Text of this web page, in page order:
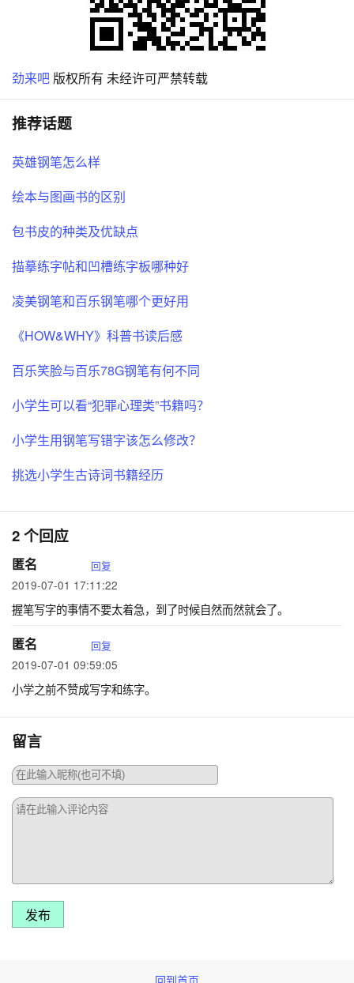
劲来吧 版权所有 未经许可严禁转载
推荐话题
英雄钢笔怎么样
绘本与图画书的区别
包书皮的种类及优缺点
描摹练字帖和凹槽练字板哪种好
凌美钢笔和百乐钢笔哪个更好用
《HOW&WHY》科普书读后感
百乐笑脸与百乐78G钢笔有何不同
小学生可以看“犯罪心理类”书籍吗？
小学生用钢笔写错字该怎么修改？
挑选小学生古诗词书籍经历
2 个回应
匿名 回复
2019-07-01 17:11:22
握笔写字的事情不要太着急，到了时候自然而然就会了。
匿名 回复
2019-07-01 09:59:05
小学之前不赞成写字和练字。
留言
发布